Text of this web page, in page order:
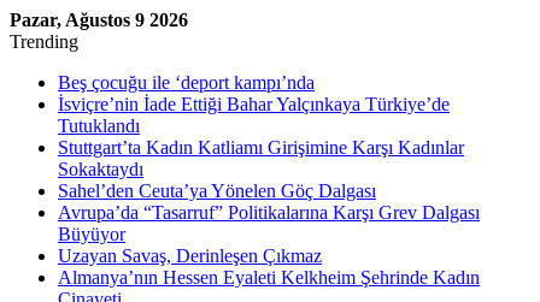
Pazar, Ağustos 9 2026
Trending
Beş çocuğu ile ‘deport kampı’nda
İsviçre’nin İade Ettiği Bahar Yalçınkaya Türkiye’de
Tutuklandı
Stuttgart’ta Kadın Katliamı Girişimine Karşı Kadınlar
Sokaktaydı
Sahel’den Ceuta’ya Yönelen Göç Dalgası
Avrupa’da “Tasarruf” Politikalarına Karşı Grev Dalgası
Büyüyor
Uzayan Savaş, Derinleşen Çıkmaz
Almanya’nın Hessen Eyaleti Kelkheim Şehrinde Kadın